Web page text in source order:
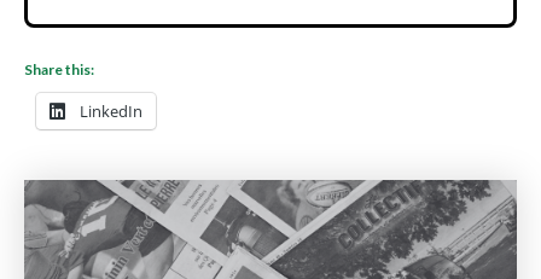
Share this:
LinkedIn